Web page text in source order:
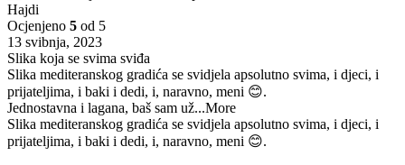
Hajdi
Ocjenjeno 5 od 5
13 svibnja, 2023
Slika koja se svima sviđa
Slika mediteranskog gradića se svidjela apsolutno svima, i djeci, i
prijateljima, i baki i dedi, i, naravno, meni 😊.
Jednostavna i lagana, baš sam už...More
Slika mediteranskog gradića se svidjela apsolutno svima, i djeci, i
prijateljima, i baki i dedi, i, naravno, meni 😊.